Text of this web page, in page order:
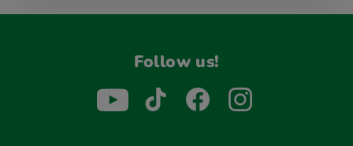
Follow us!